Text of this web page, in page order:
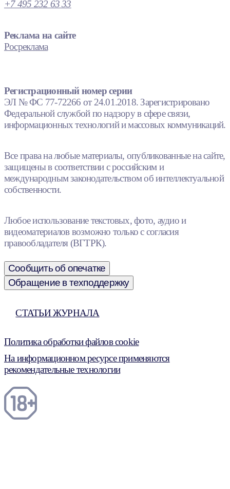
+7 495 232 63 33
Реклама на сайте
Росреклама
Регистрационный номер серии
ЭЛ № ФС 77-72266 от 24.01.2018. Зарегистрировано
Федеральной службой по надзору в сфере связи,
информационных технологий и массовых коммуникаций.
Все права на любые материалы, опубликованные на сайте,
защищены в соответствии с российским и
международным законодательством об интеллектуальной
собственности.
Любое использование текстовых, фото, аудио и
видеоматериалов возможно только с согласия
правообладателя (ВГТРК).
Сообщить об опечатке
Обращение в техподдержку
СТАТЬИ ЖУРНАЛА
Политика обработки файлов cookie
На информационном ресурсе применяются
рекомендательные технологии